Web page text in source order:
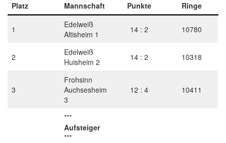
Platz Mannschaft Punkte Ringe
1
Edelweiß
Altisheim 1
14 : 2 10780
2
Edelweiß
Huisheim 2
14 : 2 10318
3
Frohsinn
Auchsesheim
3
12 : 4 10411
***
Aufsteiger
***